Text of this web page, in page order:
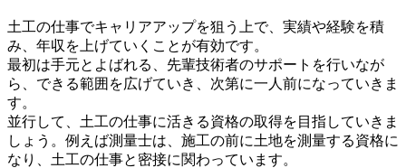
土工の仕事でキャリアアップを狙う上で、実績や経験を積
み、年収を上げていくことが有効です。
最初は手元とよばれる、先輩技術者のサポートを行いなが
ら、できる範囲を広げていき、次第に一人前になっていきま
す。
並行して、土工の仕事に活きる資格の取得を目指していきま
しょう。例えば測量士は、施工の前に土地を測量する資格に
なり、土工の仕事と密接に関わっています。